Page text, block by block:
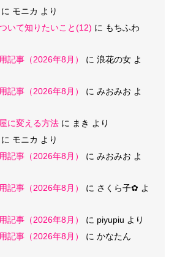
に モニカ より
いて知りたいこと(12) に もちふわ
記事（2026年8月）
に 浪花の女 よ
記事（2026年8月）
に みおみお よ
に変える方法 に まき より
に モニカ より
記事（2026年8月）
に みおみお よ
記事（2026年8月）
に さくら子‪✿ よ
記事（2026年8月）
に piyupiu より
記事（2026年8月）
に かなたん